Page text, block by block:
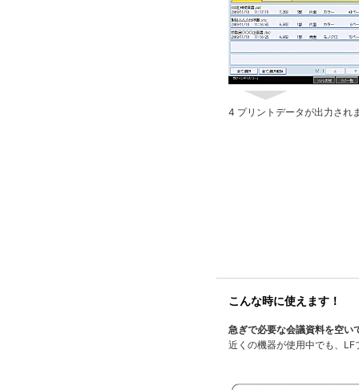
4 プリントデータが出力され
こんな時に使えます！
急ぎで必要な会議資料を空い
近くの機器が使用中でも、